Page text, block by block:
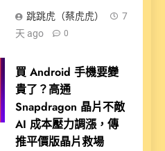
跳跳虎（蔡虎虎）
7
天 ago
0
買 Android 手機要變
貴了？高通
Snapdragon 晶片不敵
AI 成本壓力調漲，傳
推平價版晶片救場